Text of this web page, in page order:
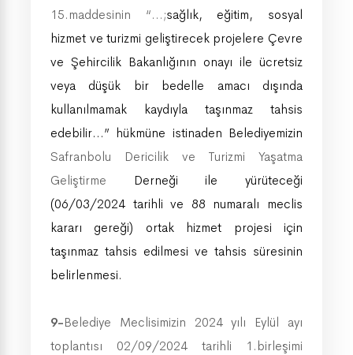
15.maddesinin “…;sağlık, eğitim, sosyal
hizmet ve turizmi geliştirecek projelere Çevre
ve Şehircilik Bakanlığının onayı ile ücretsiz
veya düşük bir bedelle amacı dışında
kullanılmamak kaydıyla taşınmaz tahsis
edebilir…” hükmüne istinaden Belediyemizin
Safranbolu Dericilik ve Turizmi Yaşatma
Geliştirme Derneği ile yürüteceği
(06/03/2024 tarihli ve 88 numaralı meclis
kararı gereği) ortak hizmet projesi için
taşınmaz tahsis edilmesi ve tahsis süresinin
belirlenmesi.
9-Belediye Meclisimizin 2024 yılı Eylül ayı
toplantısı 02/09/2024 tarihli 1.birleşimi